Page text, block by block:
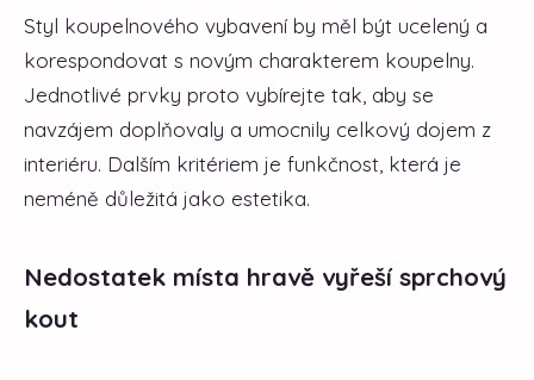
Styl koupelnového vybavení by měl být ucelený a
korespondovat s novým charakterem koupelny.
Jednotlivé prvky proto vybírejte tak, aby se
navzájem doplňovaly a umocnily celkový dojem z
interiéru. Dalším kritériem je funkčnost, která je
neméně důležitá jako estetika.
Nedostatek místa hravě vyřeší sprchový
kout